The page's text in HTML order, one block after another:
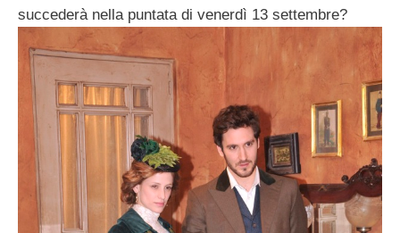
succederà nella puntata di venerdì 13 settembre?